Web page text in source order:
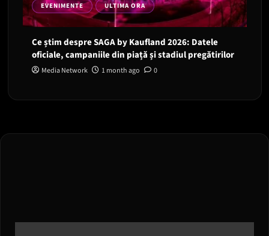
EVENIMENTE ULTIMA ORA
Ce știm despre SAGA by Kaufland 2026: Datele
oficiale, campaniile din piață și stadiul pregătirilor
Media Network 1 month ago 0